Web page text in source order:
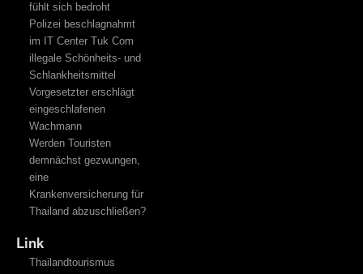
fühlt sich bedroht
Polizei beschlagnahmt
im IT Center Tuk Com
illegale Schönheits- und
Schlankheitsmittel
Vorgesetzter erschlägt
eingeschlafenen
Wachmann
Werden Touristen
demnächst gezwungen,
eine
Krankenversicherung für
Thailand abzuschließen?
Link
Thailandtourismus